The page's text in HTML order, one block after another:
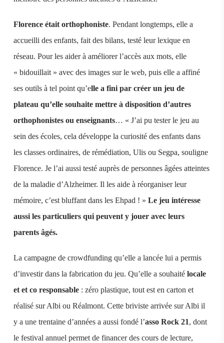
Florence était orthophoniste. Pendant longtemps, elle a
accueilli des enfants, fait des bilans, testé leur lexique en
réseau. Pour les aider à améliorer l’accès aux mots, elle
« bidouillait » avec des images sur le web, puis elle a affiné
ses outils à tel point qu’elle a fini par créer un jeu de
plateau qu’elle souhaite mettre à disposition d’autres
orthophonistes ou enseignants… « J’ai pu tester le jeu au
sein des écoles, cela développe la curiosité des enfants dans
les classes ordinaires, de rémédiation, Ulis ou Segpa, souligne
Florence. Je l’ai aussi testé auprès de personnes âgées atteintes
de la maladie d’Alzheimer. Il les aide à réorganiser leur
mémoire, c’est bluffant dans les Ehpad ! » Le jeu intéresse
aussi les particuliers qui peuvent y jouer avec leurs
parents âgés.
La campagne de crowdfunding qu’elle a lancée lui a permis
d’investir dans la fabrication du jeu. Qu’elle a souhaité locale
et et co responsable: zéro plastique, tout est en carton et
réalisé sur Albi ou Réalmont. Cette briviste arrivée sur Albi il
y a une trentaine d’années a aussi fondé l’asso Rock 21, dont
le festival annuel permet de financer des cours de lecture,